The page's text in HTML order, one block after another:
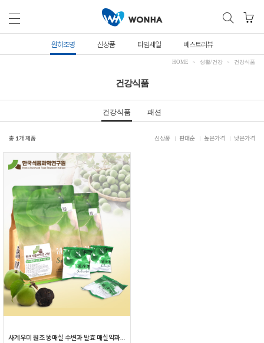
원하조명 신상품 타임세일 베스트리뷰
HOME 생활/건강 건강식품
건강식품
건강식품 패션
총 1개 제품 신상품 판매순 높은가격 낮은가격